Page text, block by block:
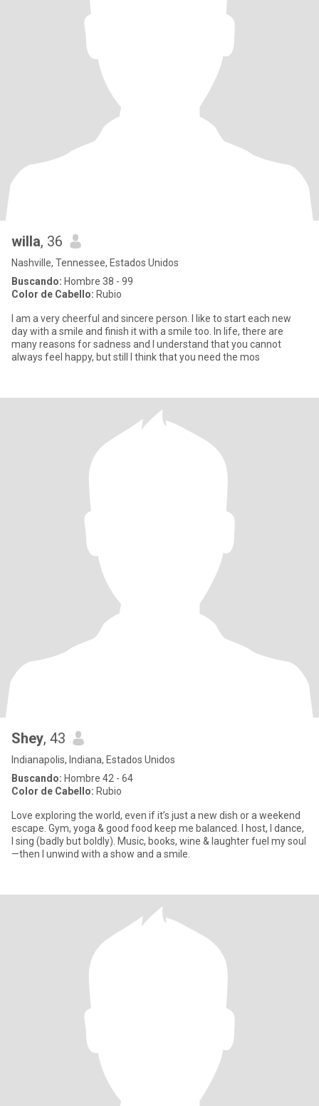
willa, 36
Nashville, Tennessee, Estados Unidos
Buscando: Hombre 38 - 99
Color de Cabello: Rubio
I am a very cheerful and sincere person. I like to start each new
day with a smile and finish it with a smile too. In life, there are
many reasons for sadness and I understand that you cannot
always feel happy, but still I think that you need the mos
Shey, 43
Indianapolis, Indiana, Estados Unidos
Buscando: Hombre 42 - 64
Color de Cabello: Rubio
Love exploring the world, even if it’s just a new dish or a weekend
escape. Gym, yoga & good food keep me balanced. I host, I dance,
I sing (badly but boldly). Music, books, wine & laughter fuel my soul
—then I unwind with a show and a smile.